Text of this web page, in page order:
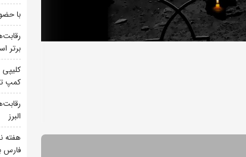
با
برتر
کمپ
البرز
هفته
فارس